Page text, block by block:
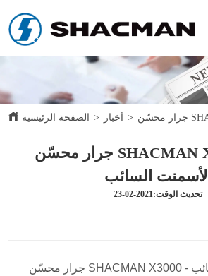
الصفحة الرئيسية > أخبار >
جرار محسّن SHACMAN X3000 - نقل
الأسمنت السائب
تحديث الوقت:2021-02-23